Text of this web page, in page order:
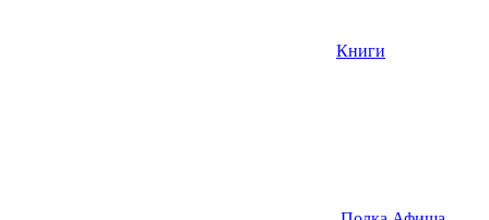
Книги